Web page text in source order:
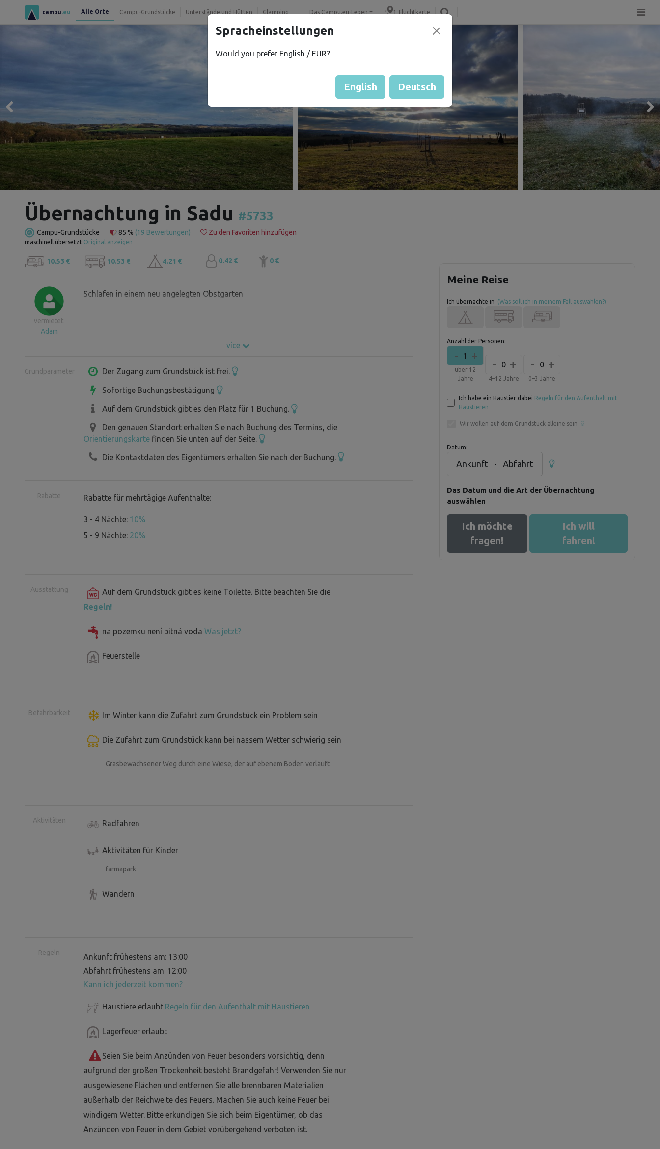
campu .eu Alle Orte Campu-Grundstücke Unterstände und Hütten Glamping Das Campu.eu-Leben Fluchtkarte
Übernachtung in Sadu #5733
Campu-Grundstücke 85 % (19 Bewertungen) Zu den Favoriten hinzufügen
maschinell übersetzt Original anzeigen
10.53 € 10.53 € 4.21 € 0.42 € 0 €
vermietet:
Adam
Schlafen in einem neu angelegten Obstgarten
více
Grundparameter Der Zugang zum Grundstück ist frei.
Sofortige Buchungsbestätigung
Auf dem Grundstück gibt es den Platz für 1 Buchung.
Den genauen Standort erhalten Sie nach Buchung des Termins, die
Orientierungskarte finden Sie unten auf der Seite.
Die Kontaktdaten des Eigentümers erhalten Sie nach der Buchung.
Rabatte Rabatte für mehrtägige Aufenthalte:
3 - 4 Nächte: 10%
5 - 9 Nächte: 20%
Ausstattung
Auf dem Grundstück gibt es keine Toilette. Bitte beachten Sie die
Regeln!
na pozemku není pitná voda Was jetzt?
Feuerstelle
Befahrbarkeit Im Winter kann die Zufahrt zum Grundstück ein Problem sein
Die Zufahrt zum Grundstück kann bei nassem Wetter schwierig sein
Grasbewachsener Weg durch eine Wiese, der auf ebenem Boden verläuft
Aktivitäten Radfahren
Aktivitäten für Kinder
farmapark
Wandern
Regeln
Ankunft frühestens am: 13:00
Abfahrt frühestens am: 12:00
Kann ich jederzeit kommen?
Haustiere erlaubt Regeln für den Aufenthalt mit Haustieren
Lagerfeuer erlaubt
Seien Sie beim Anzünden von Feuer besonders vorsichtig, denn
aufgrund der großen Trockenheit besteht Brandgefahr! Verwenden Sie nur
ausgewiesene Flächen und entfernen Sie alle brennbaren Materialien
außerhalb der Reichweite des Feuers. Machen Sie auch keine Feuer bei
windigem Wetter. Bitte erkundigen Sie sich beim Eigentümer, ob das
Anzünden von Feuer in dem Gebiet vorübergehend verboten ist.
Meine Reise
Ich übernachte in: (Was soll ich in meinem Fall auswählen?)
Anzahl der Personen:
- +
1
über 12
Jahre
- +
0
4–12 Jahre
- +
0
0–3 Jahre
Ich habe ein Haustier dabei Regeln für den Aufenthalt mit
Haustieren
Wir wollen auf dem Grundstück alleine sein
Datum:
Ankunft - Abfahrt
Das Datum und die Art der Übernachtung
auswählen
Ich möchte
fragen!
Ich will
fahren!
Spracheinstellungen
Would you prefer English / EUR?
English Deutsch